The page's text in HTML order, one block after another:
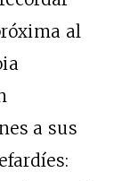
al
a sus